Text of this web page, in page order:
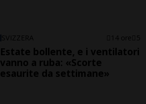
SVIZZERA 14 ore 5
Estate bollente, e i ventilatori
vanno a ruba: «Scorte
esaurite da settimane»